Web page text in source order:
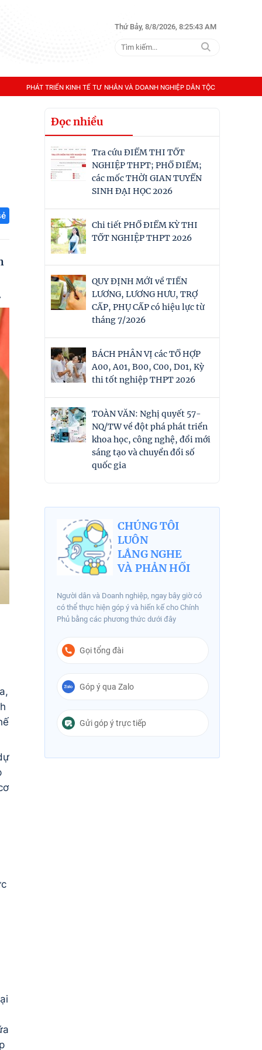
Thứ Bảy, 8/8/2026, 8:25:44 AM
PHÁT TRIỂN KINH TẾ TƯ NHÂN VÀ DOANH NGHIỆP DÂN TỘC
Đọc nhiều
Tra cứu ĐIỂM THI TỐT
NGHIỆP THPT; PHỔ ĐIỂM;
các mốc THỜI GIAN TUYỂN
SINH ĐẠI HỌC 2026
Chi tiết PHỔ ĐIỂM KỲ THI
TỐT NGHIỆP THPT 2026
QUY ĐỊNH MỚI về TIỀN
LƯƠNG, LƯƠNG HƯU, TRỢ
CẤP, PHỤ CẤP có hiệu lực từ
tháng 7/2026
BÁCH PHÂN VỊ các TỔ HỢP
A00, A01, B00, C00, D01, Kỳ
thi tốt nghiệp THPT 2026
TOÀN VĂN: Nghị quyết 57-
NQ/TW về đột phá phát triển
khoa học, công nghệ, đổi mới
sáng tạo và chuyển đổi số
quốc gia
CHÚNG TÔI
LUÔN
LẮNG NGHE
VÀ PHẢN HỒI
Người dân và Doanh nghiệp, ngay bây giờ có
có thể thực hiện góp ý và hiến kế cho Chính
Phủ bằng các phương thức dưới đây
Gọi tổng đài
Góp ý qua Zalo
Gửi góp ý trực tiếp